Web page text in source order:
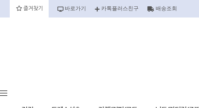
즐겨찾기 바로가기 카톡플러스친구 배송조회
정장하의